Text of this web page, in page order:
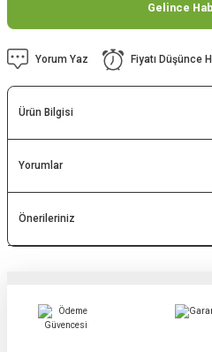
Gelince
Yorum Yaz Fiyatı Düşünce
Ürün Bilgisi
Yorumlar
Önerileriniz